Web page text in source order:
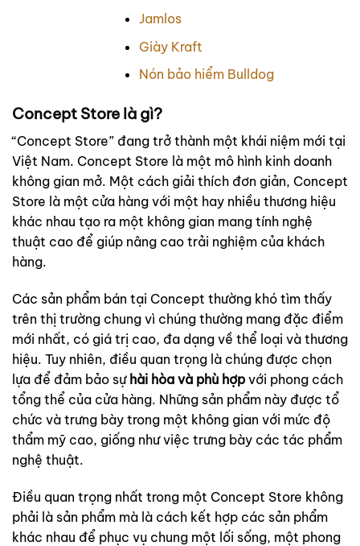
Jamlos
Giày Kraft
Nón bảo hiểm Bulldog
Concept Store là gì?
“Concept Store” đang trở thành một khái niệm mới tại
Việt Nam. Concept Store là một mô hình kinh doanh
không gian mở. Một cách giải thích đơn giản, Concept
Store là một cửa hàng với một hay nhiều thương hiệu
khác nhau tạo ra một không gian mang tính nghệ
thuật cao để giúp nâng cao trải nghiệm của khách
hàng.
Các sản phẩm bán tại Concept thường khó tìm thấy
trên thị trường chung vì chúng thường mang đặc điểm
mới nhất, có giá trị cao, đa dạng về thể loại và thương
hiệu. Tuy nhiên, điều quan trọng là chúng được chọn
lựa để đảm bảo sự hài hòa và phù hợpvới phong cách
tổng thể của cửa hàng. Những sản phẩm này được tổ
chức và trưng bày trong một không gian với mức độ
thẩm mỹ cao, giống như việc trưng bày các tác phẩm
nghệ thuật.
Điều quan trọng nhất trong một Concept Store không
phải là sản phẩm mà là cách kết hợp các sản phẩm
khác nhau để phục vụ chung một lối sống, một phong